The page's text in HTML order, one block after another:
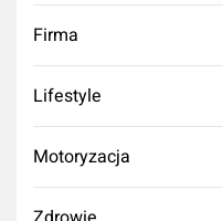
Firma
Lifestyle
Motoryzacja